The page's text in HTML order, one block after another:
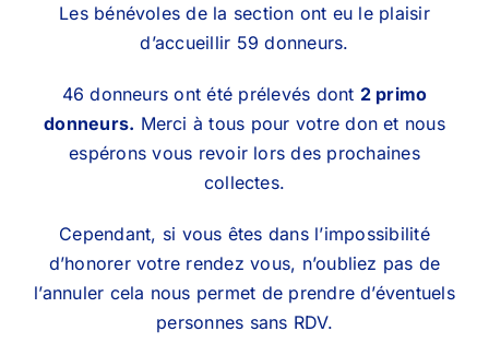
Les bénévoles de la section ont eu le plaisir
d’accueillir 59 donneurs.
46 donneurs ont été prélevés dont 2 primo
donneurs. Merci à tous pour votre don et nous
espérons vous revoir lors des prochaines
collectes.
Cependant, si vous êtes dans l’impossibilité
d’honorer votre rendez vous, n’oubliez pas de
l’annuler cela nous permet de prendre d’éventuels
personnes sans RDV.